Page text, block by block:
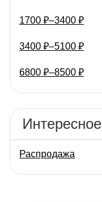
1700 ₽–3400 ₽
3400 ₽–5100 ₽
6800 ₽–8500 ₽
Интересное
Распродажа